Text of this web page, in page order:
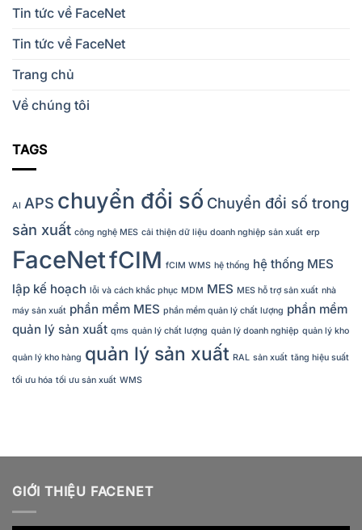
Tin tức về FaceNet
Tin tức về FaceNet
Trang chủ
Về chúng tôi
TAGS
AI APS chuyển đổi số Chuyển đổi số trong
sản xuất công nghệ MES cải thiện dữ liệu doanh nghiệp sản xuất erp
FaceNetfCIM fCIM WMS hệ thống hệ thống MES
lập kế hoạch lỗi và cách khắc phục MDM MES MES hỗ trợ sản xuất nhà
máy sản xuất phần mềm MES phần mềm quản lý chất lượng phần mềm
quản lý sản xuất qms quản lý chất lượng quản lý doanh nghiệp quản lý kho
quản lý kho hàng quản lý sản xuất RAL sản xuất tăng hiệu suất
tối ưu hóa tối ưu sản xuất WMS
GIỚI THIỆU FACENET